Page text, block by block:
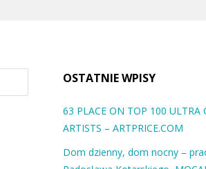
OSTATNIE WPISY
63 PLACE ON TOP 100 ULTRA
ARTISTS – ARTPRICE.COM
Dom dzienny, dom nocny –